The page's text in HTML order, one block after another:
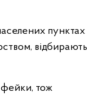
пунктах
відбирають
тож